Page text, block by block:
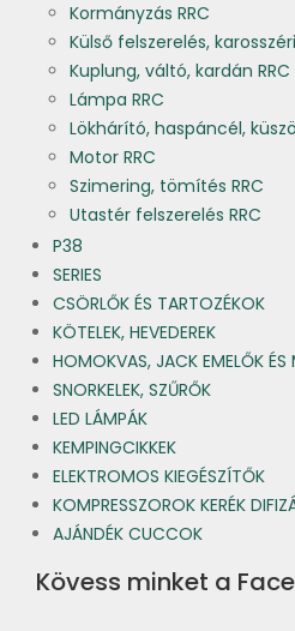
Kormányzás RRC
Külső felszerelés,
Kuplung, váltó, kardán RRC
Lámpa RRC
Lökhárító, haspáncél,
Motor RRC
Szimering, tömítés RRC
Utastér felszerelés RRC
P38
SERIES
CSÖRLŐK ÉS TARTOZÉKOK
KÖTELEK, HEVEDEREK
HOMOKVAS, JACK EMELŐK ÉS
SNORKELEK, SZŰRŐK
LED LÁMPÁK
KEMPINGCIKKEK
ELEKTROMOS KIEGÉSZÍTŐK
KOMPRESSZOROK KERÉK
AJÁNDÉK CUCCOK
Kövess minket a